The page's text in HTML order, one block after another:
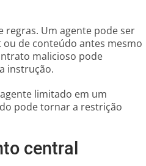
regras. Um agente pode ser
de conteúdo antes mesmo
malicioso pode
instrução.
limitado em um
pode tornar a restrição
central